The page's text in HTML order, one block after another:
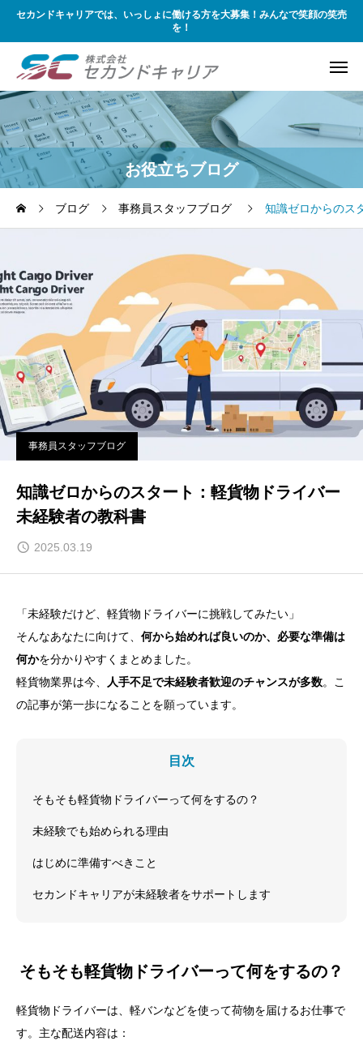
セカンドキャリアでは、いっしょに働ける方を大募集！みんなで笑顔の笑売
を！
お役立ちブログ
ブログ 事務員スタッフブログ 知識ゼロからのス
事務員スタッフブログ
知識ゼロからのスタート：軽貨物ドライバー
未経験者の教科書
2025.03.19
「未経験だけど、軽貨物ドライバーに挑戦してみたい」
そんなあなたに向けて、 何から始めれば良いのか、必要な準備は
何かを分かりやすくまとめました。
軽貨物業界は今、
人手不足で未経験者歓迎のチャンスが多数。こ
の記事が第一歩になることを願っています。
目次
そもそも軽貨物ドライバーって何をするの？
未経験でも始められる理由
はじめに準備すべきこと
セカンドキャリアが未経験者をサポートします
そもそも軽貨物ドライバーって何をするの？
軽貨物ドライバーは、軽バンなどを使って荷物を届けるお仕事で
す。主な配送内容は：